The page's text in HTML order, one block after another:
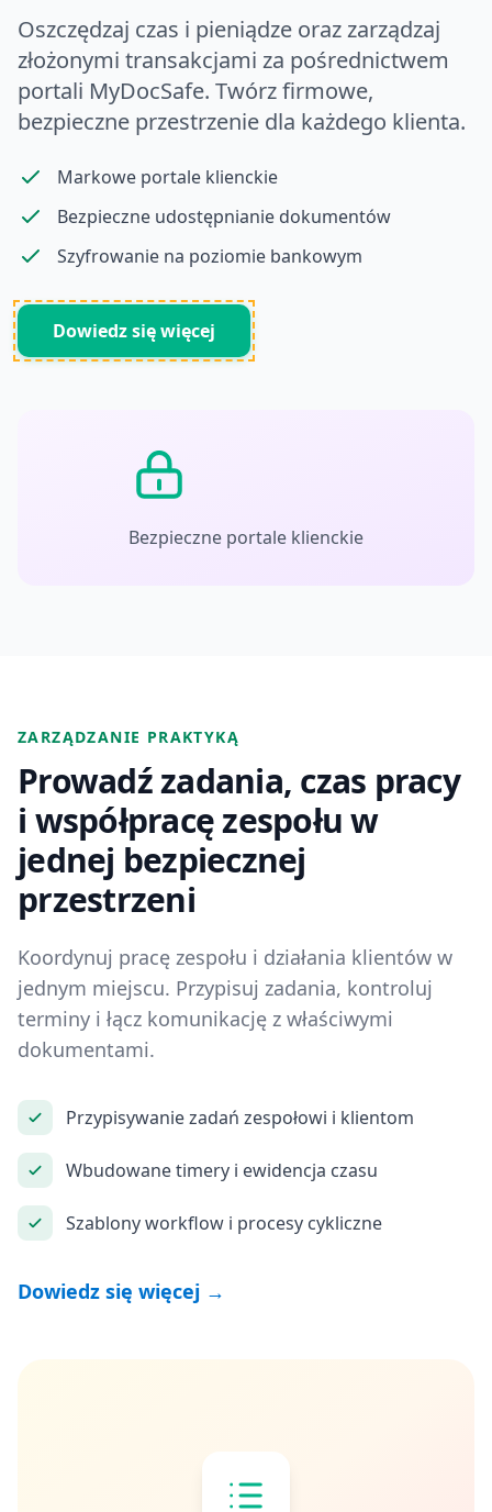
Bezpieczne portale klienckie
Oszczędzaj czas i pieniądze oraz zarządzaj
złożonymi transakcjami za pośrednictwem
portali MyDocSafe. Twórz firmowe,
bezpieczne przestrzenie dla każdego klienta.
Markowe portale klienckie
Bezpieczne udostępnianie dokumentów
Szyfrowanie na poziomie bankowym
Dowiedz się więcej
ZARZĄDZANIE PRAKTYKĄ
Prowadź zadania, czas pracy
i współpracę zespołu w
jednej bezpiecznej
przestrzeni
Koordynuj pracę zespołu i działania klientów w
jednym miejscu. Przypisuj zadania, kontroluj
terminy i łącz komunikację z właściwymi
dokumentami.
Przypisywanie zadań zespołowi i klientom
Wbudowane timery i ewidencja czasu
Szablony workflow i procesy cykliczne
Dowiedz się więcej →